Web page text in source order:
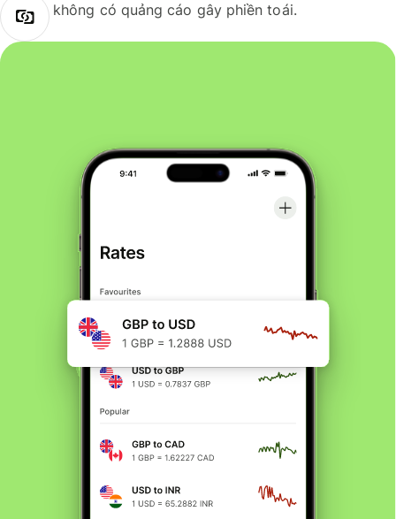
không có quảng cáo gây phiền toái.